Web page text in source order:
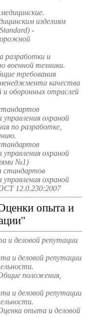
изделиям
-
разработки и
военной техники.
требования
качества
и оборонных отраслей
охраной
по разработке,
охраной
№1)
стандартов
охраной
12.0.230:2007
опыта и
и деловой репутации
и деловой репутации
положения,
и деловой репутации
опыта и деловой